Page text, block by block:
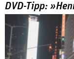
DVD-Tipp: